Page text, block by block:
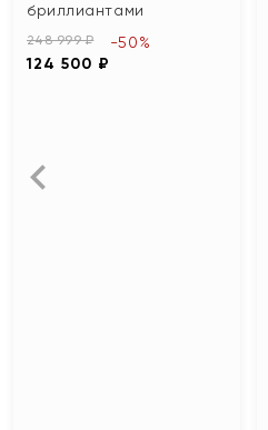
бриллиантами
248 999 ₽
124 500 ₽
-50%